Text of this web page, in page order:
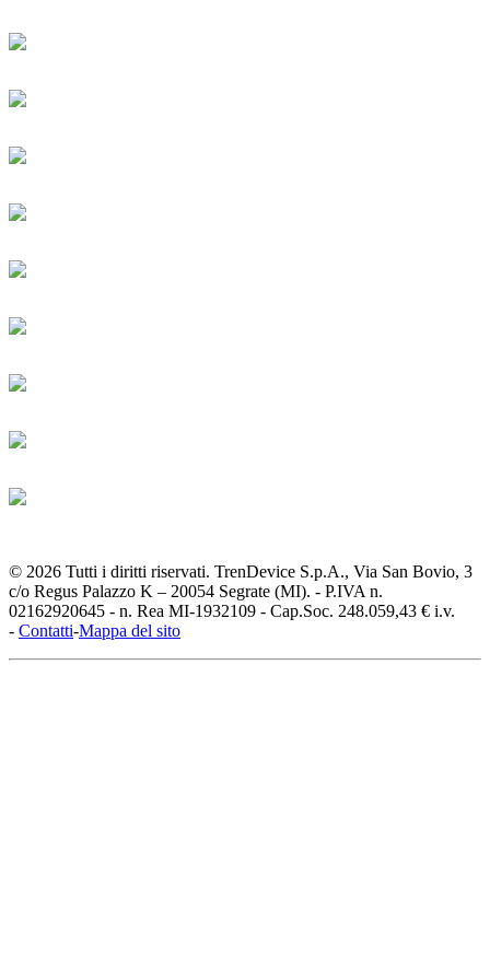
© 2026 Tutti i diritti riservati. TrenDevice S.p.A., Via San Bovio, 3
c/o Regus Palazzo K – 20054 Segrate (MI). - P.IVA n.
02162920645 - n. Rea MI-1932109 - Cap.Soc. 248.059,43 € i.v.
- Contatti-Mappa del sito